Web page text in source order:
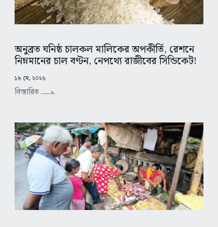
অনুব্রত ঘনিষ্ঠ চালকল মালিকের অপকীর্তি, রেশনে
নিম্নমানের চাল বণ্টন, নেপথ্যে রাজীবের সিন্ডিকেট!
১৮ মে, ২০২৬
বিস্তারিত